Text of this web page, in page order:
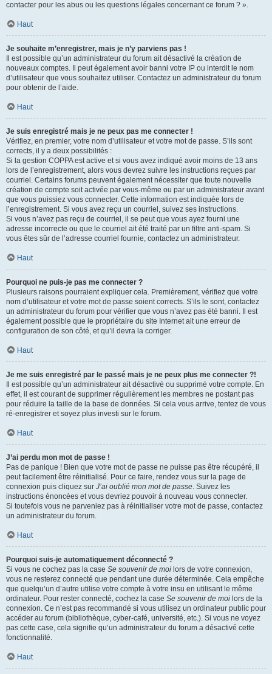
contacter pour les abus ou les questions légales concernant ce forum ? ».
Haut
Je souhaite m’enregistrer, mais je n’y parviens pas !
Il est possible qu’un administrateur du forum ait désactivé la création de
nouveaux comptes. Il peut également avoir banni votre IP ou interdit le nom
d’utilisateur que vous souhaitez utiliser. Contactez un administrateur du forum
pour obtenir de l’aide.
Haut
Je suis enregistré mais je ne peux pas me connecter !
Vérifiez, en premier, votre nom d’utilisateur et votre mot de passe. S’ils sont
corrects, il y a deux possibilités :
Si la gestion COPPA est active et si vous avez indiqué avoir moins de 13 ans
lors de l’enregistrement, alors vous devrez suivre les instructions reçues par
courriel. Certains forums peuvent également nécessiter que toute nouvelle
création de compte soit activée par vous-même ou par un administrateur avant
que vous puissiez vous connecter. Cette information est indiquée lors de
l’enregistrement. Si vous avez reçu un courriel, suivez ses instructions.
Si vous n’avez pas reçu de courriel, il se peut que vous ayez fourni une
adresse incorrecte ou que le courriel ait été traité par un filtre anti-spam. Si
vous êtes sûr de l’adresse courriel fournie, contactez un administrateur.
Haut
Pourquoi ne puis-je pas me connecter ?
Plusieurs raisons pourraient expliquer cela. Premièrement, vérifiez que votre
nom d’utilisateur et votre mot de passe soient corrects. S’ils le sont, contactez
un administrateur du forum pour vérifier que vous n’avez pas été banni. Il est
également possible que le propriétaire du site Internet ait une erreur de
configuration de son côté, et qu’il devra la corriger.
Haut
Je me suis enregistré par le passé mais je ne peux plus me connecter ?!
Il est possible qu’un administrateur ait désactivé ou supprimé votre compte. En
effet, il est courant de supprimer régulièrement les membres ne postant pas
pour réduire la taille de la base de données. Si cela vous arrive, tentez de vous
ré-enregistrer et soyez plus investi sur le forum.
Haut
J’ai perdu mon mot de passe !
Pas de panique ! Bien que votre mot de passe ne puisse pas être récupéré, il
peut facilement être réinitialisé. Pour ce faire, rendez vous sur la page de
connexion puis cliquez sur J’ai oublié mon mot de passe. Suivez les
instructions énoncées et vous devriez pouvoir à nouveau vous connecter.
Si toutefois vous ne parveniez pas à réinitialiser votre mot de passe, contactez
un administrateur du forum.
Haut
Pourquoi suis-je automatiquement déconnecté ?
Si vous ne cochez pas la case Se souvenir de moi lors de votre connexion,
vous ne resterez connecté que pendant une durée déterminée. Cela empêche
que quelqu’un d’autre utilise votre compte à votre insu en utilisant le même
ordinateur. Pour rester connecté, cochez la case Se souvenir de moi lors de la
connexion. Ce n’est pas recommandé si vous utilisez un ordinateur public pour
accéder au forum (bibliothèque, cyber-café, université, etc.). Si vous ne voyez
pas cette case, cela signifie qu’un administrateur du forum a désactivé cette
fonctionnalité.
Haut